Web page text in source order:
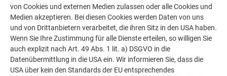
von Cookies und externen Medien zulassen oder alle Cookies und
Medien akzeptieren. Bei diesen Cookies werden Daten von uns
und von Drittanbietern verarbeitet, die ihren Sitz in den USA haben.
Wenn Sie Ihre Zustimmung für alle Dienste erteilen, so willigen Sie
auch explizit nach Art. 49 Abs. 1 lit. a) DSGVO in die
Datenübermittlung in die USA ein. Wir informieren Sie, dass die
USA über kein den Standards der EU entsprechendes